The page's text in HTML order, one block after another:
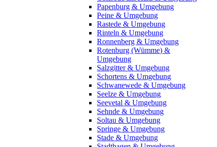
Papenburg & Umgebung
Peine & Umgebung
Rastede & Umgebung
Rinteln & Umgebung
Ronnenberg & Umgebung
Rotenburg (Wümme) &
Umgebung
Salzgitter & Umgebung
Schortens & Umgebung
Schwanewede & Umgebung
Seelze & Umgebung
Seevetal & Umgebung
Sehnde & Umgebung
Soltau & Umgebung
Springe & Umgebung
Stade & Umgebung